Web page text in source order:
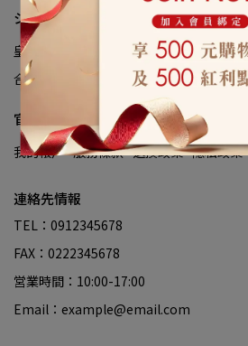
ショップ情報
皇室創辦人 品牌故事 皇室大事記 環保
合作品牌
官網服務
我的帳戶 服務條款 退換政策 隱私政策
連絡先情報
TEL：0912345678
FAX：0222345678
営業時間：10:00-17:00
Email：example@email.com